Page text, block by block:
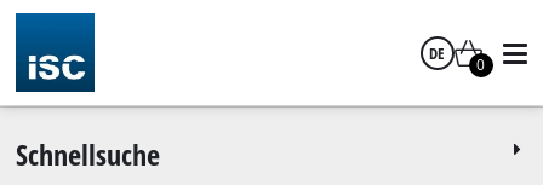
DE
0
Schnellsuche